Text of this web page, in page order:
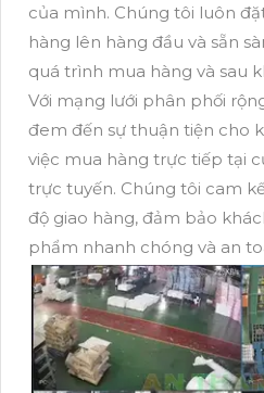
của mình. Chúng tôi luôn
hàng lên hàng đầu và sẵn
quá trình mua hàng và sau
Với mạng lưới phân phối
đem đến sự thuận tiện cho
việc mua hàng trực tiếp tại
trực tuyến. Chúng tôi cam
độ giao hàng, đảm bảo
phẩm nhanh chóng và an